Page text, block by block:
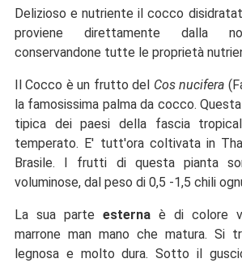
Delizioso e nutriente il cocco
proviene direttamente dalla
conservandone tutte le proprietà
Il Cocco è un frutto del Cos nucifera
la famosissima palma da cocco.
tipica dei paesi della fascia
temperato. E' tutt'ora coltivata in
Brasile. I frutti di questa pianta
voluminose, dal peso di 0,5 -1,5 chili
La sua parte esterna è di colore
marrone man mano che matura. Si
legnosa e molto dura. Sotto il